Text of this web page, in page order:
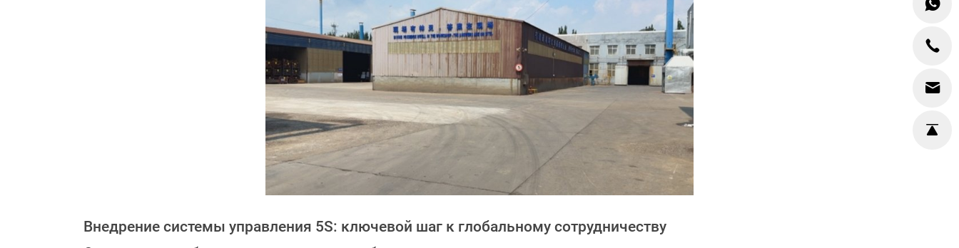
Внедрение системы управления 5S: ключевой шаг к глобальному сотрудничеству